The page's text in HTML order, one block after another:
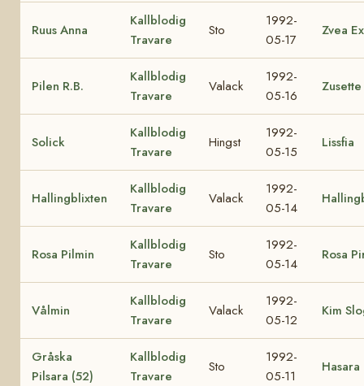
Ruus Anna
Kallblodig
Travare
Sto
1992-
05-17
Zvea
Pilen R.B.
Kallblodig
Travare
Valack
1992-
05-16
Zusette
Solick
Kallblodig
Travare
Hingst
1992-
05-15
Lissfia
Hallingblixten
Kallblodig
Travare
Valack
1992-
05-14
Rosa Pilmin
Kallblodig
Travare
Sto
1992-
05-14
Rosa
Vålmin
Kallblodig
Travare
Valack
1992-
05-12
Kim
Gråska
Pilsara (52)
Kallblodig
Travare
Sto
1992-
05-11